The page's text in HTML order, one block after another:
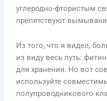
углеродно-фтористым
препятствуют
Из того, что я видел,
из виду весь путь:
для хранения. Но вот
используйте
полупроводникового